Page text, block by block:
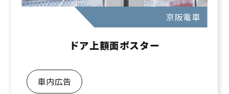
京阪電車
ドア上額面ポスター
車内広告